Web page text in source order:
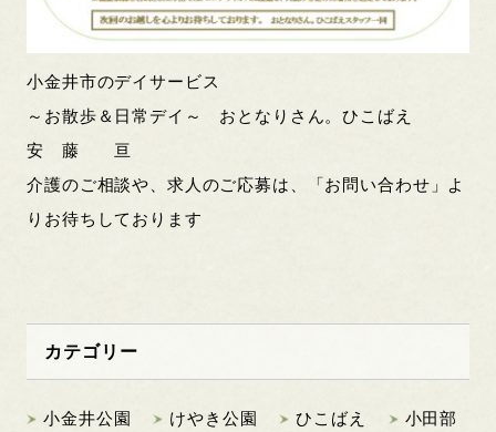
小金井市のデイサービス
～お散歩＆日常デイ～ おとなりさん。ひこばえ
安 藤 亘
介護のご相談や、求人のご応募は、「お問い合わせ」よ
りお待ちしております
カテゴリー
小金井公園 けやき公園 ひこばえ
小田部